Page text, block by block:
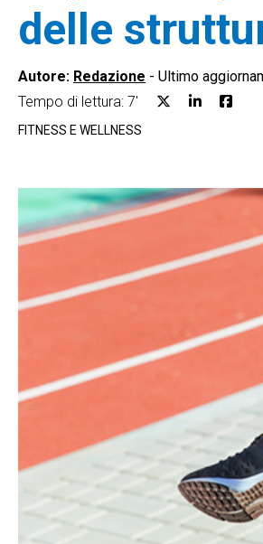
delle
Autore: Redazione - Ultimo
Tempo di lettura: 7'
FITNESS E WELLNESS